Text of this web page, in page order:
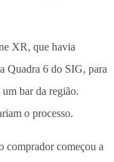
XR, que havia
Quadra 6 do SIG, para
bar da região.
o processo.
comprador começou a